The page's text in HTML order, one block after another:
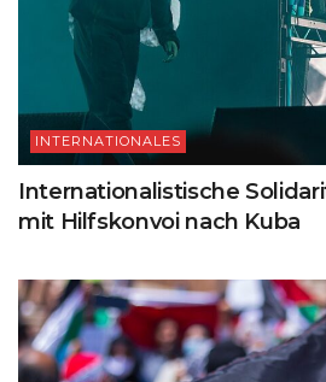
INTERNATIONALES
Internationalistische
mit Hilfskonvoi nach Kuba